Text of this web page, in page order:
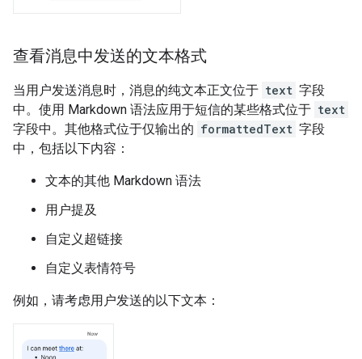
查看消息中发送的文本格式
当用户发送消息时，消息的纯文本正文位于 text 字段
中。使用 Markdown 语法应用于短信的某些格式位于 text
字段中。其他格式位于仅输出的 formattedText 字段
中，包括以下内容：
文本的其他 Markdown 语法
用户提及
自定义超链接
自定义表情符号
例如，请考虑用户发送的以下文本：